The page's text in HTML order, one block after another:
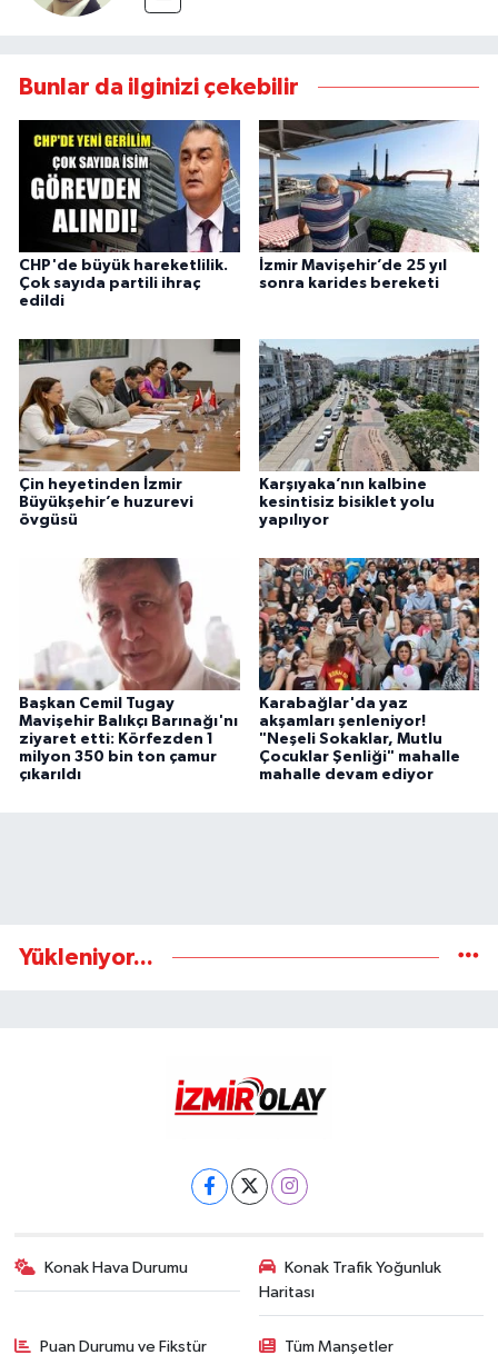
Bunlar da ilginizi çekebilir
CHP'de büyük hareketlilik.
Çok sayıda partili ihraç
edildi
İzmir Mavişehir’de 25 yıl
sonra karides bereketi
Çin heyetinden İzmir
Büyükşehir’e huzurevi
övgüsü
Karşıyaka’nın kalbine
kesintisiz bisiklet yolu
yapılıyor
Başkan Cemil Tugay
Mavişehir Balıkçı Barınağı'nı
ziyaret etti: Körfezden 1
milyon 350 bin ton çamur
çıkarıldı
Karabağlar'da yaz
akşamları şenleniyor!
"Neşeli Sokaklar, Mutlu
Çocuklar Şenliği" mahalle
mahalle devam ediyor
Yükleniyor...
Konak Hava Durumu
Konak Trafik Yoğunluk
Haritası
Puan Durumu ve Fikstür Tüm Manşetler